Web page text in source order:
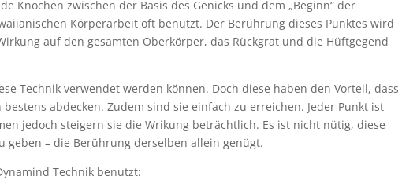
Knochen zwischen der Basis des Genicks und dem „Beginn“ der
Körperarbeit oft benutzt. Der Berührung dieses Punktes wird
auf den gesamten Oberkörper, das Rückgrat und die Hüftgegend
Technik verwendet werden können. Doch diese haben den Vorteil, dass
abdecken. Zudem sind sie einfach zu erreichen. Jeder Punkt ist
jedoch steigern sie die Wrikung beträchtlich. Es ist nicht nütig, diese
geben – die Berührung derselben allein genügt.
Technik benutzt: